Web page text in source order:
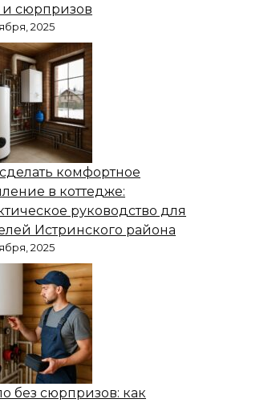
и сюрпризов
2025
комфортное
в коттедже:
руководство для
Истринского района
2025
без сюрпризов: как